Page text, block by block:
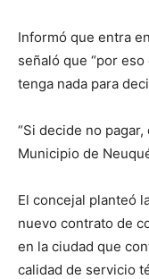
Informó que entra
señaló que “por
tenga nada para
“Si decide no
Municipio de
El concejal planteó
nuevo contrato de
en la ciudad que
calidad de servicio